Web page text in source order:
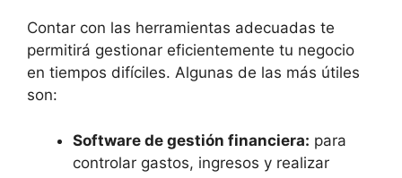
Contar con las herramientas adecuadas te
permitirá gestionar eficientemente tu negocio
en tiempos difíciles. Algunas de las más útiles
son:
Software de gestión financiera: para
controlar gastos, ingresos y realizar